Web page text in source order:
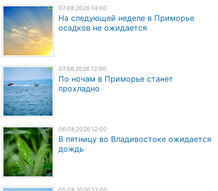
07.08.2026 14:00
На следующей неделе в Приморье
осадков не ожидается
07.08.2026 12:00
По ночам в Приморье станет
прохладно
06.08.2026 12:00
В пятницу во Владивостоке ожидается
дождь